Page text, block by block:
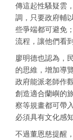
傳這起性騷疑雲
調，只要政府輔
些爭端都可避免
流程，讓他們看
廖明德也認為，
的思維，增加導
政府能派老師作
創造適合蘭嶼的
察等規畫都可帶
必須具有文化感
不過董恩慈提醒